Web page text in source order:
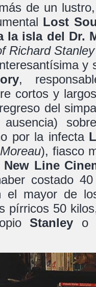
de un
Lost
la isla del Dr.
Richard
y
,
cortos y
del
por la infecta
), fiasco
New Line
costado
el mayor de
pírricos 50
Stanley